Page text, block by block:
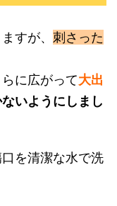
すが、 刺さった
に広がって大出
いようにしまし
を清潔な水で洗